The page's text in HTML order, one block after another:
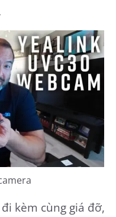
kèm cùng giá đỡ,